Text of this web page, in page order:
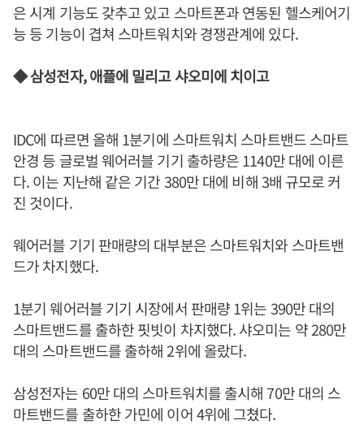
은 시계 기능도 갖추고 있고 스마트폰과 연동된 헬스케어기
능 등 기능이 겹쳐 스마트워치와 경쟁관계에 있다.
◆ 삼성전자, 애플에 밀리고 샤오미에 치이고
IDC에 따르면 올해 1분기에 스마트워치 스마트밴드 스마트
안경 등 글로벌 웨어러블 기기 출하량은 1140만 대에 이른
다. 이는 지난해 같은 기간 380만 대에 비해 3배 규모로 커
진 것이다.
웨어러블 기기 판매량의 대부분은 스마트워치와 스마트밴
드가 차지했다.
1분기 웨어러블 기기 시장에서 판매량 1위는 390만 대의
스마트밴드를 출하한 핏빗이 차지했다. 샤오미는 약 280만
대의 스마트밴드를 출하해 2위에 올랐다.
삼성전자는 60만 대의 스마트워치를 출시해 70만 대의 스
마트밴드를 출하한 가민에 이어 4위에 그쳤다.